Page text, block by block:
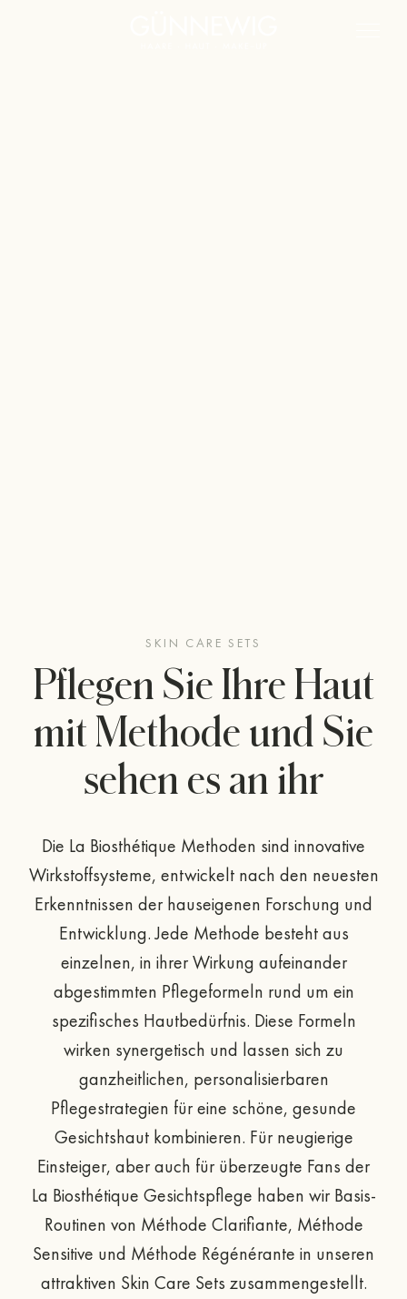
SKIN CARE SETS
Pflegen Sie Ihre Haut
mit Methode und Sie
sehen es an ihr
Die La Biosthétique Methoden sind innovative
Wirkstoffsysteme, entwickelt nach den neuesten
Erkenntnissen der hauseigenen Forschung und
Entwicklung. Jede Methode besteht aus
einzelnen, in ihrer Wirkung aufeinander
abgestimmten Pflegeformeln rund um ein
spezifisches Hautbedürfnis. Diese Formeln
wirken synergetisch und lassen sich zu
ganzheitlichen, personalisierbaren
Pflegestrategien für eine schöne, gesunde
Gesichtshaut kombinieren. Für neugierige
Einsteiger, aber auch für überzeugte Fans der
La Biosthétique Gesichtspflege haben wir Basis-
Routinen von Méthode Clarifiante, Méthode
Sensitive und Méthode Régénérante in unseren
attraktiven Skin Care Sets zusammengestellt.